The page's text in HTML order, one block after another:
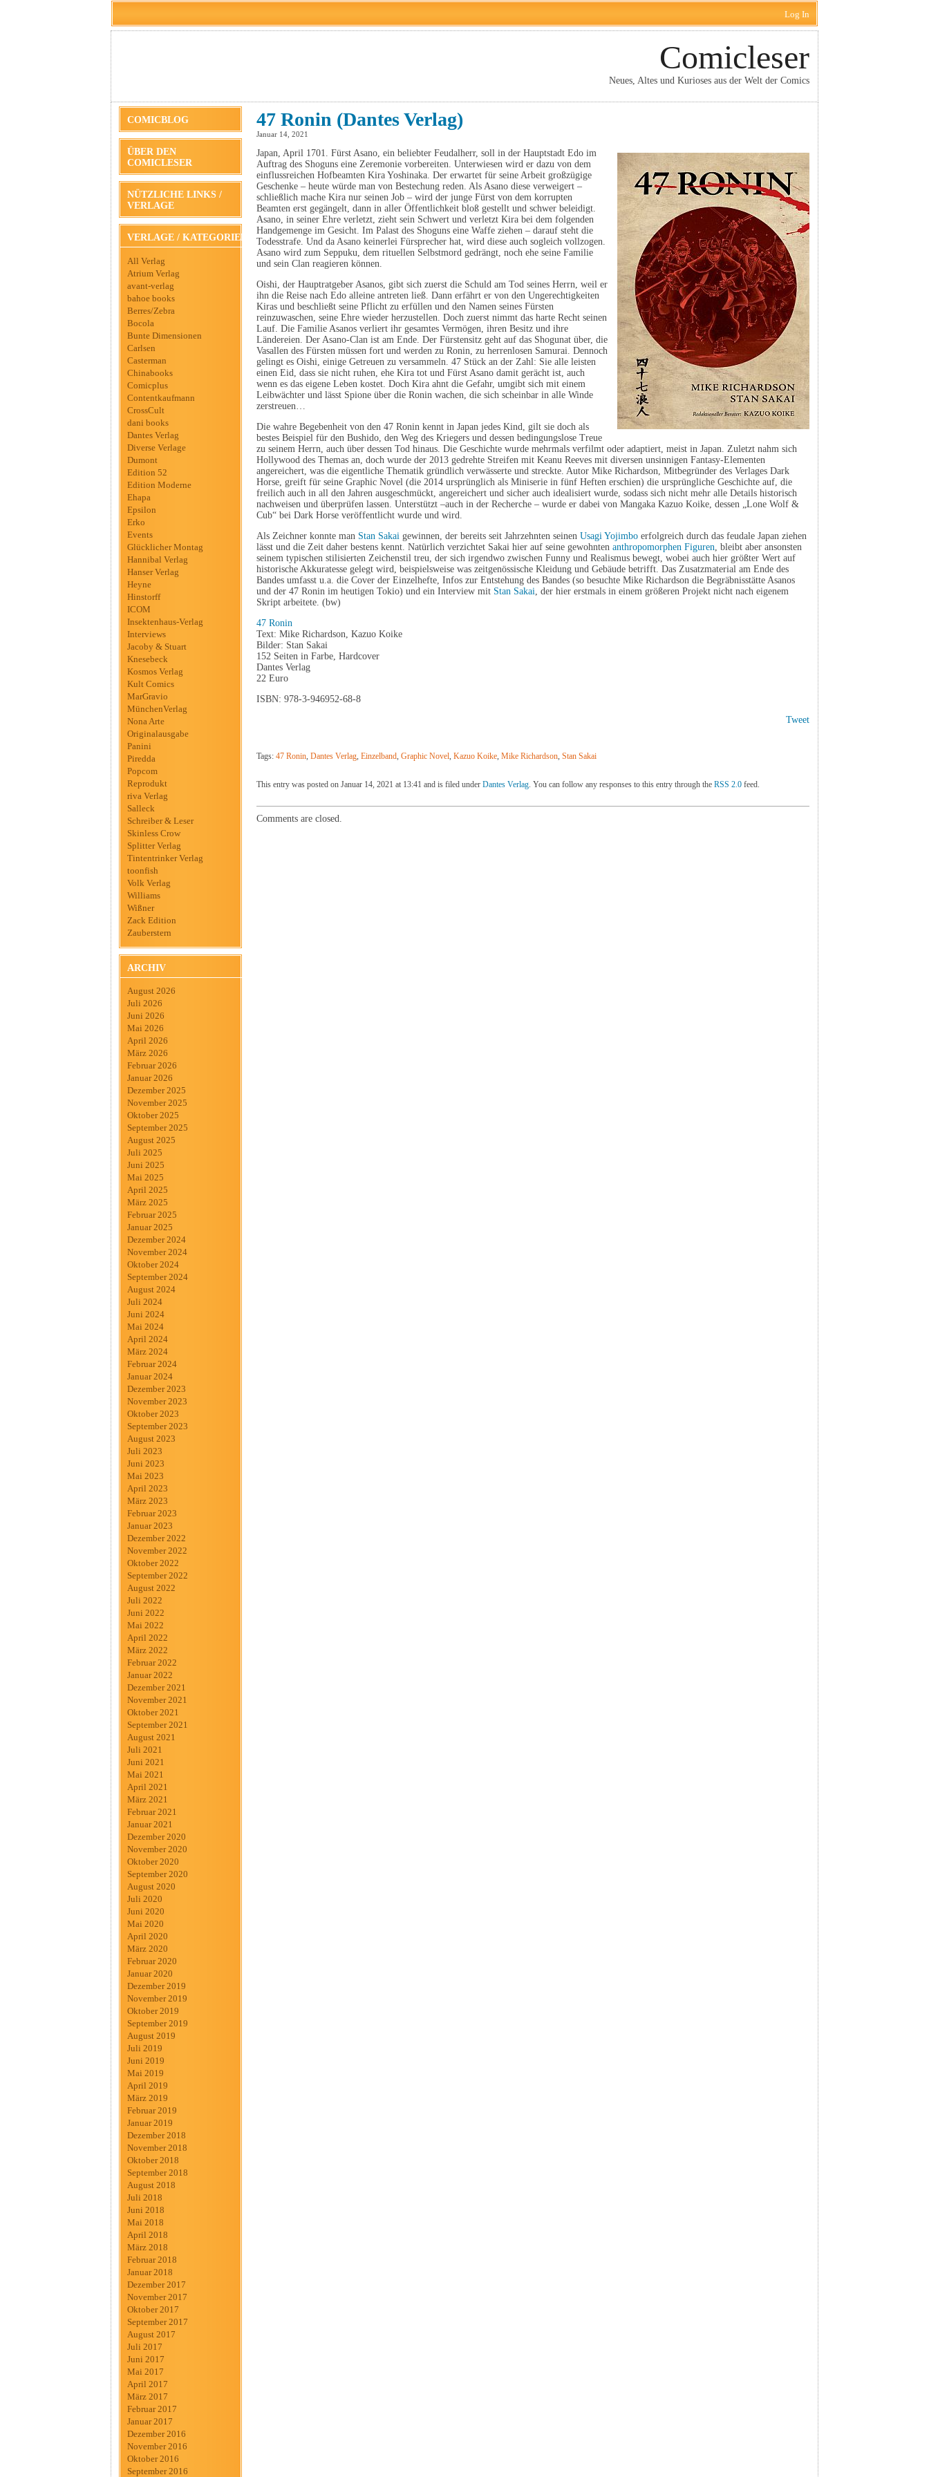
Log In
Comicleser
Neues, Altes und Kurioses aus der Welt der Comics
COMICBLOG
ÜBER DEN
COMICLESER
NÜTZLICHE LINKS /
VERLAGE
VERLAGE / KATEGORIEN
All Verlag
Atrium Verlag
avant-verlag
bahoe books
Berres/Zebra
Bocola
Bunte Dimensionen
Carlsen
Casterman
Chinabooks
Comicplus
Contentkaufmann
CrossCult
dani books
Dantes Verlag
Diverse Verlage
Dumont
Edition 52
Edition Moderne
Ehapa
Epsilon
Erko
Events
Glücklicher Montag
Hannibal Verlag
Hanser Verlag
Heyne
Hinstorff
ICOM
Insektenhaus-Verlag
Interviews
Jacoby & Stuart
Knesebeck
Kosmos Verlag
Kult Comics
MarGravio
MünchenVerlag
Nona Arte
Originalausgabe
Panini
Piredda
Popcom
Reprodukt
riva Verlag
Salleck
Schreiber & Leser
Skinless Crow
Splitter Verlag
Tintentrinker Verlag
toonfish
Volk Verlag
Williams
Wißner
Zack Edition
Zauberstern
ARCHIV
August 2026
Juli 2026
Juni 2026
Mai 2026
April 2026
März 2026
Februar 2026
Januar 2026
Dezember 2025
November 2025
Oktober 2025
September 2025
August 2025
Juli 2025
Juni 2025
Mai 2025
April 2025
März 2025
Februar 2025
Januar 2025
Dezember 2024
November 2024
Oktober 2024
September 2024
August 2024
Juli 2024
Juni 2024
Mai 2024
April 2024
März 2024
Februar 2024
Januar 2024
Dezember 2023
November 2023
Oktober 2023
September 2023
August 2023
Juli 2023
Juni 2023
Mai 2023
April 2023
März 2023
Februar 2023
Januar 2023
Dezember 2022
November 2022
Oktober 2022
September 2022
August 2022
Juli 2022
Juni 2022
Mai 2022
April 2022
März 2022
Februar 2022
Januar 2022
Dezember 2021
November 2021
Oktober 2021
September 2021
August 2021
Juli 2021
Juni 2021
Mai 2021
April 2021
März 2021
Februar 2021
Januar 2021
Dezember 2020
November 2020
Oktober 2020
September 2020
August 2020
Juli 2020
Juni 2020
Mai 2020
April 2020
März 2020
Februar 2020
Januar 2020
Dezember 2019
November 2019
Oktober 2019
September 2019
August 2019
Juli 2019
Juni 2019
Mai 2019
April 2019
März 2019
Februar 2019
Januar 2019
Dezember 2018
November 2018
Oktober 2018
September 2018
August 2018
Juli 2018
Juni 2018
Mai 2018
April 2018
März 2018
Februar 2018
Januar 2018
Dezember 2017
November 2017
Oktober 2017
September 2017
August 2017
Juli 2017
Juni 2017
Mai 2017
April 2017
März 2017
Februar 2017
Januar 2017
Dezember 2016
November 2016
Oktober 2016
September 2016
47 Ronin (Dantes Verlag)
Januar 14, 2021
Japan, April 1701. Fürst Asano, ein beliebter Feudalherr, soll in der Hauptstadt Edo im
Auftrag des Shoguns eine Zeremonie vorbereiten. Unterwiesen wird er dazu von dem
einflussreichen Hofbeamten Kira Yoshinaka. Der erwartet für seine Arbeit großzügige
Geschenke – heute würde man von Bestechung reden. Als Asano diese verweigert –
schließlich mache Kira nur seinen Job – wird der junge Fürst von dem korrupten
Beamten erst gegängelt, dann in aller Öffentlichkeit bloß gestellt und schwer beleidigt.
Asano, in seiner Ehre verletzt, zieht sein Schwert und verletzt Kira bei dem folgenden
Handgemenge im Gesicht. Im Palast des Shoguns eine Waffe ziehen – darauf steht die
Todesstrafe. Und da Asano keinerlei Fürsprecher hat, wird diese auch sogleich vollzogen.
Asano wird zum Seppuku, dem rituellen Selbstmord gedrängt, noch ehe seine Familie
und sein Clan reagieren können.
Oishi, der Hauptratgeber Asanos, gibt sich zuerst die Schuld am Tod seines Herrn, weil er
ihn die Reise nach Edo alleine antreten ließ. Dann erfährt er von den Ungerechtigkeiten
Kiras und beschließt seine Pflicht zu erfüllen und den Namen seines Fürsten
reinzuwaschen, seine Ehre wieder herzustellen. Doch zuerst nimmt das harte Recht seinen
Lauf. Die Familie Asanos verliert ihr gesamtes Vermögen, ihren Besitz und ihre
Ländereien. Der Asano-Clan ist am Ende. Der Fürstensitz geht auf das Shogunat über, die
Vasallen des Fürsten müssen fort und werden zu Ronin, zu herrenlosen Samurai. Dennoch
gelingt es Oishi, einige Getreuen zu versammeln. 47 Stück an der Zahl: Sie alle leisten
einen Eid, dass sie nicht ruhen, ehe Kira tot und Fürst Asano damit gerächt ist, auch
wenn es das eigene Leben kostet. Doch Kira ahnt die Gefahr, umgibt sich mit einem
Leibwächter und lässt Spione über die Ronin wachen, die sich scheinbar in alle Winde
zerstreuen…
Die wahre Begebenheit von den 47 Ronin kennt in Japan jedes Kind, gilt sie doch als
bestes Beispiel für den Bushido, den Weg des Kriegers und dessen bedingungslose Treue
zu seinem Herrn, auch über dessen Tod hinaus. Die Geschichte wurde mehrmals verfilmt oder adaptiert, meist in Japan. Zuletzt nahm sich
Hollywood des Themas an, doch wurde der 2013 gedrehte Streifen mit Keanu Reeves mit diversen unsinnigen Fantasy-Elementen
angereichert, was die eigentliche Thematik gründlich verwässerte und streckte. Autor Mike Richardson, Mitbegründer des Verlages Dark
Horse, greift für seine Graphic Novel (die 2014 ursprünglich als Miniserie in fünf Heften erschien) die ursprüngliche Geschichte auf, die
freilich auch in all den Jahren ausgeschmückt, angereichert und sicher auch idealisiert wurde, sodass sich nicht mehr alle Details historisch
nachweisen und überprüfen lassen. Unterstützt –auch in der Recherche – wurde er dabei von Mangaka Kazuo Koike, dessen „Lone Wolf &
Cub“ bei Dark Horse veröffentlicht wurde und wird.
Als Zeichner konnte man Stan Sakai gewinnen, der bereits seit Jahrzehnten seinen Usagi Yojimbo erfolgreich durch das feudale Japan ziehen
lässt und die Zeit daher bestens kennt. Natürlich verzichtet Sakai hier auf seine gewohnten anthropomorphen Figuren, bleibt aber ansonsten
seinem typischen stilisierten Zeichenstil treu, der sich irgendwo zwischen Funny und Realismus bewegt, wobei auch hier größter Wert auf
historische Akkuratesse gelegt wird, beispielsweise was zeitgenössische Kleidung und Gebäude betrifft. Das Zusatzmaterial am Ende des
Bandes umfasst u.a. die Cover der Einzelhefte, Infos zur Entstehung des Bandes (so besuchte Mike Richardson die Begräbnisstätte Asanos
und der 47 Ronin im heutigen Tokio) und ein Interview mit Stan Sakai, der hier erstmals in einem größeren Projekt nicht nach eigenem
Skript arbeitete. (bw)
47 Ronin
Text: Mike Richardson, Kazuo Koike
Bilder: Stan Sakai
152 Seiten in Farbe, Hardcover
Dantes Verlag
22 Euro
ISBN: 978-3-946952-68-8
Tweet
Tags: 47 Ronin, Dantes Verlag, Einzelband, Graphic Novel, Kazuo Koike, Mike Richardson, Stan Sakai
This entry was posted on Januar 14, 2021 at 13:41 and is filed under Dantes Verlag. You can follow any responses to this entry through the RSS 2.0 feed.
Comments are closed.